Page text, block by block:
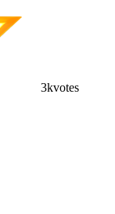
3kvotes